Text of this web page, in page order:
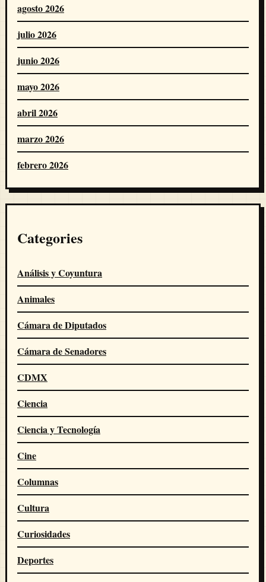
agosto 2026
julio 2026
junio 2026
mayo 2026
abril 2026
marzo 2026
febrero 2026
Categories
Análisis y Coyuntura
Animales
Cámara de Diputados
Cámara de Senadores
CDMX
Ciencia
Ciencia y Tecnología
Cine
Columnas
Cultura
Curiosidades
Deportes